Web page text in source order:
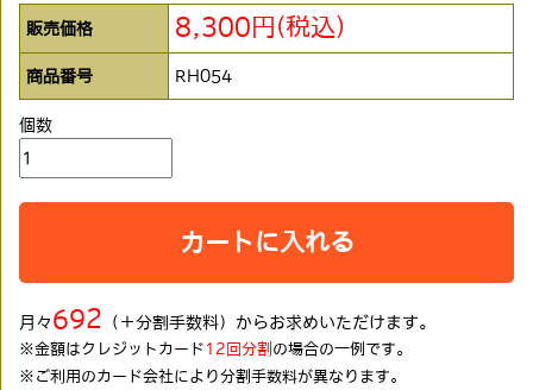
販売価格 8,300円(税込)
商品番号 RH054
個数
カートに入れる
月々 692 （＋分割手数料）からお求めいただけます。
※金額はクレジットカード 12回分割 の場合の一例です。
※ご利用のカード会社により分割手数料が異なります。